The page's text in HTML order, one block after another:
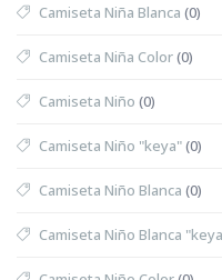
Camiseta Niña Blanca (0)
Camiseta Niña Color(0)
Camiseta Niño (0)
Camiseta Niño "keya"(0)
Camiseta Niño Blanca (0)
Camiseta Niño Blanca